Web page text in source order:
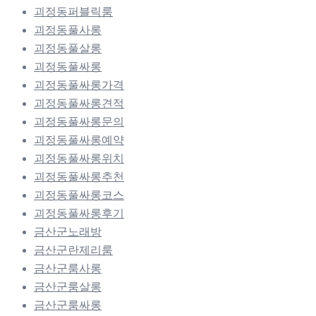
괴정동퍼블릭룸
괴정동풀사롱
괴정동풀살롱
괴정동풀싸롱
괴정동풀싸롱가격
괴정동풀싸롱견적
괴정동풀싸롱문의
괴정동풀싸롱예약
괴정동풀싸롱위치
괴정동풀싸롱추천
괴정동풀싸롱코스
괴정동풀싸롱후기
금산군노래방
금산군란제리룸
금산군룸사롱
금산군룸살롱
금산군룸싸롱